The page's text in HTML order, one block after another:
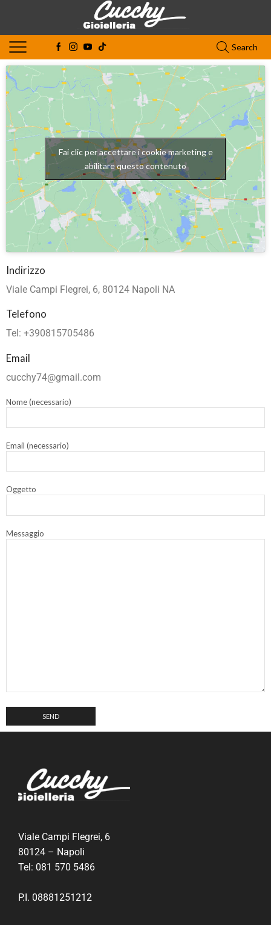
Search
Fai clic per accettare i cookie marketing e
abilitare questo contenuto
Indirizzo
Viale Campi Flegrei, 6, 80124 Napoli NA
Telefono
Tel: +390815705486
Email
cucchy74@gmail.com
Nome (necessario)
Email (necessario)
Oggetto
Messaggio
Viale Campi Flegrei, 6
80124 – Napoli
Tel: 081 570 5486
P.I. 08881251212